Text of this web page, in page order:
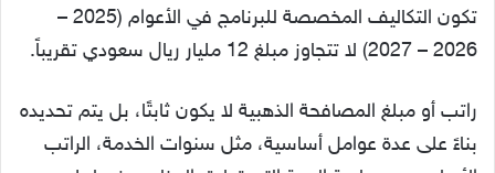
تكون التكاليف المخصصة للبرنامج في الأعوام (2025 –
2026 – 2027) لا تتجاوز مبلغ 12 مليار ريال سعودي تقريباً.
راتب أو مبلغ المصافحة الذهبية لا يكون ثابتًا، بل يتم تحديده
بناءً على عدة عوامل أساسية، مثل سنوات الخدمة، الراتب